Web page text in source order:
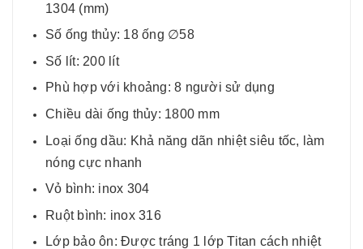
1304 (mm)
Số ống thủy: 18 ống ∅58
Số lít: 200 lít
Phù hợp với khoảng: 8 người sử dụng
Chiều dài ống thủy: 1800 mm
Loại ống dầu: Khả năng dãn nhiệt siêu tốc, làm
nóng cực nhanh
Vỏ bình: inox 304
Ruột bình: inox 316
Lớp bảo ôn: Được tráng 1 lớp Titan cách nhiệt